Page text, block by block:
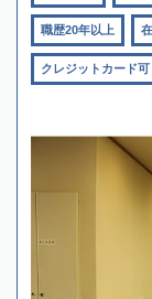
職歴20年以上
クレジットカード可